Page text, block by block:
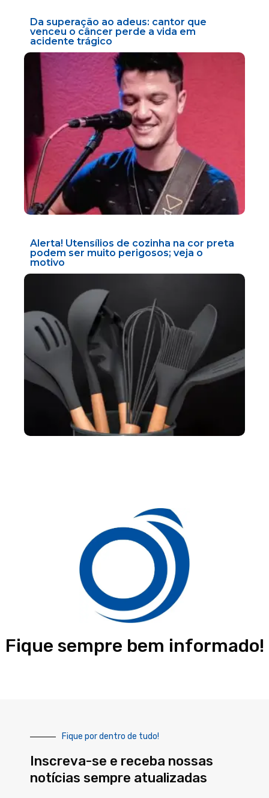
Da superação ao adeus: cantor que
venceu o câncer perde a vida em
acidente trágico
Alerta! Utensílios de cozinha na cor preta
podem ser muito perigosos; veja o
motivo
Fique sempre bem informado!
Fique por dentro de tudo!
Inscreva-se e receba nossas
notícias sempre atualizadas